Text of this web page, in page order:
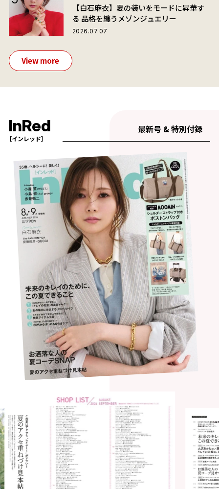
【白石麻衣】夏の装いをモードに昇華す
る 品格を纏うメゾンジュエリー
2026.07.07
View more
InRed
［インレッド］
最新号 & 特別付録